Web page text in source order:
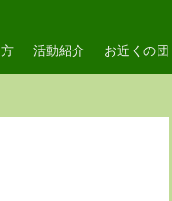
活動紹介 お近くの団